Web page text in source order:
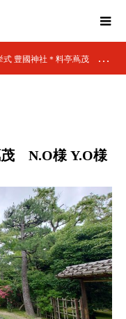
豊國神社＊料亭蔦茂 N.O様 Y.O様
茂 N.O様 Y.O様